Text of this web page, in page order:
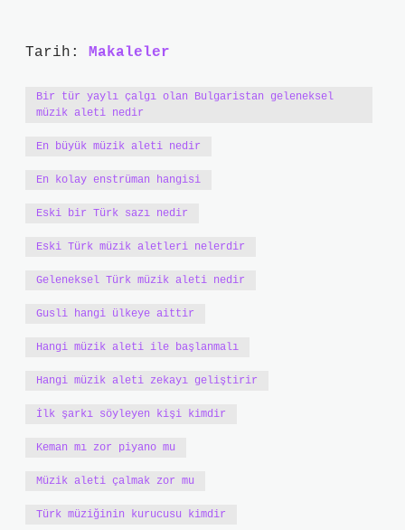
Tarih: Makaleler
Bir tür yaylı çalgı olan Bulgaristan geleneksel
müzik aleti nedir
En büyük müzik aleti nedir
En kolay enstrüman hangisi
Eski bir Türk sazı nedir
Eski Türk müzik aletleri nelerdir
Geleneksel Türk müzik aleti nedir
Gusli hangi ülkeye aittir
Hangi müzik aleti ile başlanmalı
Hangi müzik aleti zekayı geliştirir
İlk şarkı söyleyen kişi kimdir
Keman mı zor piyano mu
Müzik aleti çalmak zor mu
Türk müziğinin kurucusu kimdir